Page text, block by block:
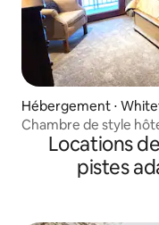
Hébergement ⋅
Chambre de style
Locations
pistes